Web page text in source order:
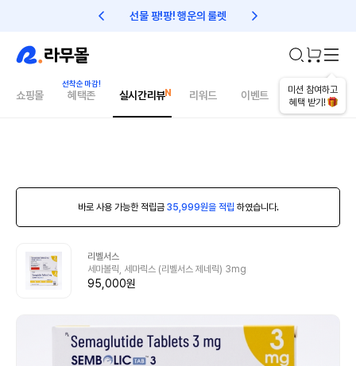
선물 팡!팡! 행운의 룰렛 친구초대 1만원 리워드!
미션 참여하고
혜택 받기!
쇼핑몰 혜택존 실시간리뷰 리워드 이벤트 건강매거진
바로 사용 가능한 적립금 35,999원을 적립 하였습니다.
리벨서스
세마볼릭, 세마릭스 (리벨서스 제네릭) 3mg
95,000원